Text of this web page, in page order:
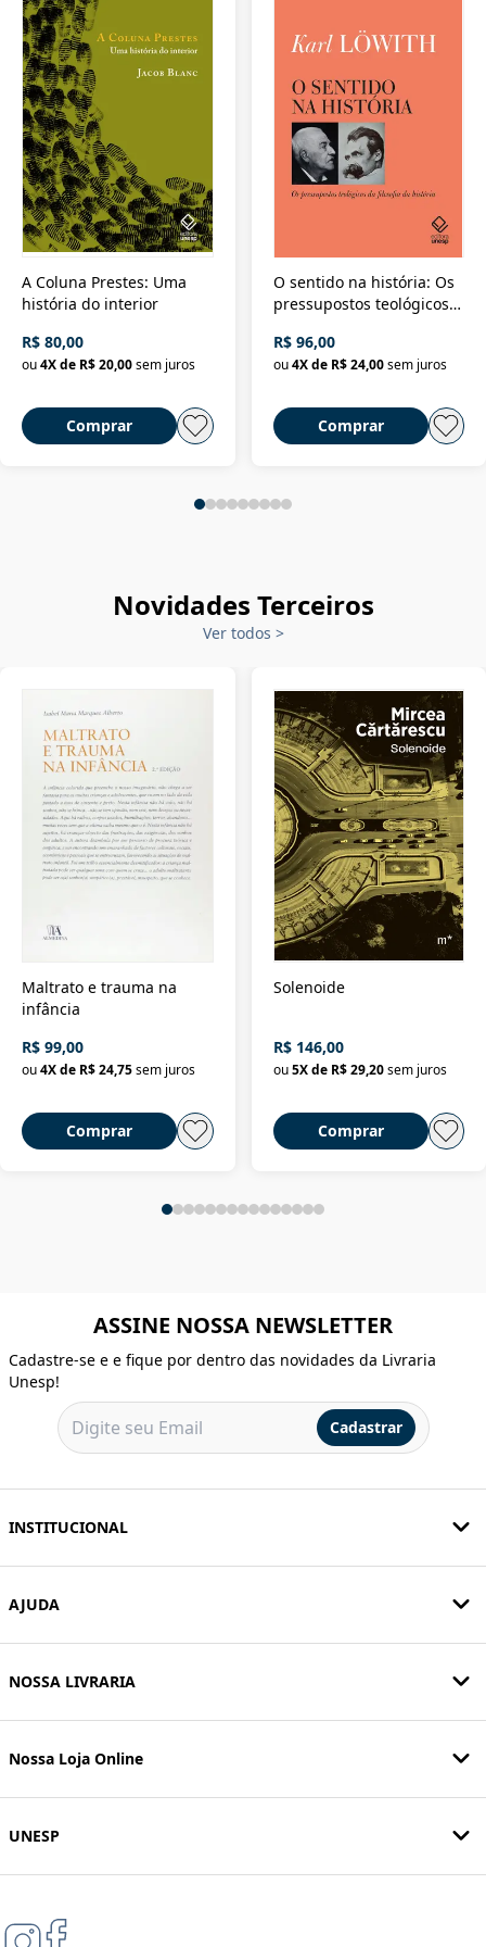
A Coluna Prestes: Uma
história do interior
R$ 80,00
ou4X de R$ 20,00sem juros
Comprar
O sentido na história: Os
pressupostos teológicos
R$ 96,00
ou 4X de R$ 24,00 sem juros
Comprar
Novidades Terceiros
Ver todos >
Maltrato e trauma na
infância
R$ 99,00
ou4X de R$ 24,75sem juros
Comprar
Solenoide
R$ 146,00
ou 5X de R$ 29,20 sem juros
Comprar
ASSINE NOSSA NEWSLETTER
Cadastre-se e e fique por dentro das novidades da Livraria
Unesp!
Cadastrar
INSTITUCIONAL
AJUDA
NOSSA LIVRARIA
Nossa Loja Online
UNESP